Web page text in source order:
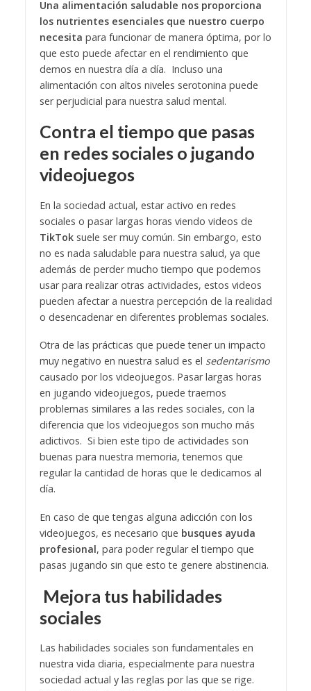
Una alimentación saludable nos proporciona
los nutrientes esenciales que nuestro cuerpo
necesita para funcionar de manera óptima, por lo
que esto puede afectar en el rendimiento que
demos en nuestra día a día. Incluso una
alimentación con altos niveles serotonina puede
ser perjudicial para nuestra salud mental.
Contra el tiempo que pasas
en redes sociales o jugando
videojuegos
En la sociedad actual, estar activo en redes
sociales o pasar largas horas viendo videos de
TikToksuele ser muy común. Sin embargo, esto
no es nada saludable para nuestra salud, ya que
además de perder mucho tiempo que podemos
usar para realizar otras actividades, estos videos
pueden afectar a nuestra percepción de la realidad
o desencadenar en diferentes problemas sociales.
Otra de las prácticas que puede tener un impacto
muy negativo en nuestra salud es el sedentarismo
causado por los videojuegos. Pasar largas horas
en jugando videojuegos, puede traernos
problemas similares a las redes sociales, con la
diferencia que los videojuegos son mucho más
adictivos. Si bien este tipo de actividades son
buenas para nuestra memoria, tenemos que
regular la cantidad de horas que le dedicamos al
día.
En caso de que tengas alguna adicción con los
videojuegos, es necesario que busques ayuda
profesional, para poder regular el tiempo que
pasas jugando sin que esto te genere abstinencia.
Mejora tus habilidades
sociales
Las habilidades sociales son fundamentales en
nuestra vida diaria, especialmente para nuestra
sociedad actual y las reglas por las que se rige.